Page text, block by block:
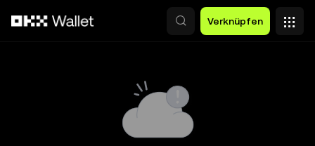
Verknüpfen